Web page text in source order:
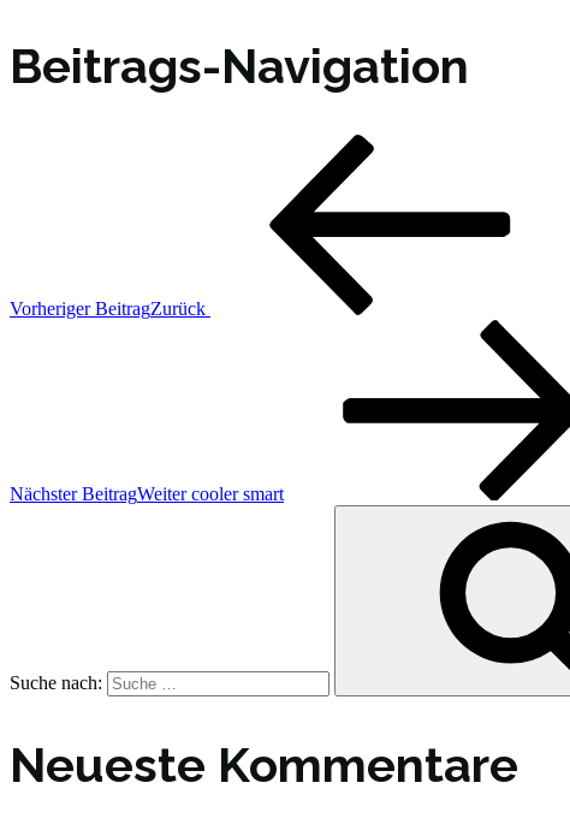
Beitrags-Navigation
Vorheriger BeitragZurück
Nächster BeitragWeiter cooler smart
Suche nach:
Neueste Kommentare